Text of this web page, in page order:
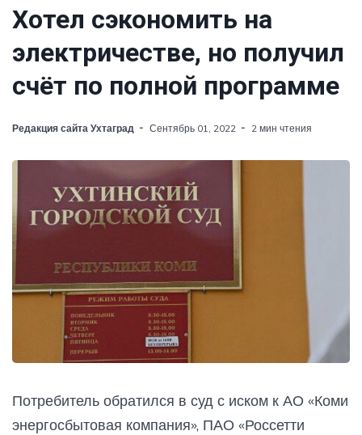
Хотел сэкономить на
электричестве, но получил
счёт по полной программе
Редакция сайта Ухтаград Сентябрь 01, 2022 2 мин чтения
Потребитель обратился в суд с иском к АО «Коми
энергосбытовая компания», ПАО «Россетти